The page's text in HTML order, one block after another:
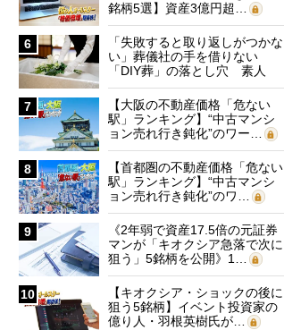
銘柄5選】資産3億円超…
6
「失敗すると取り返しがつかな
い」葬儀社の手を借りない
「DIY葬」の落とし穴 素人
に…
7
【大阪の不動産価格「危ない
駅」ランキング】“中古マンシ
ョン売れ行き鈍化”のワー…
8
【首都圏の不動産価格「危ない
駅」ランキング】“中古マンシ
ョン売れ行き鈍化”のワ…
9
《2年弱で資産17.5倍の元証券
マンが「キオクシア急落で次に
狙う」5銘柄を公開》1…
10
【キオクシア・ショックの後に
狙う5銘柄】イベント投資家の
億り人・羽根英樹氏が…